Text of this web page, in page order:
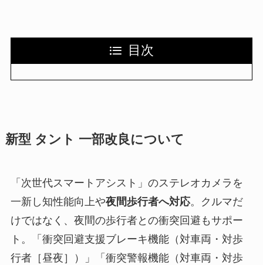
目次
新型 タント 一部改良について
「次世代スマートアシスト」のステレオカメラを
一新し知性能向上や夜間歩行者へ対応。クルマだ
けではなく、夜間の歩行者との衝突回避もサポー
ト。「衝突回避支援ブレーキ機能（対車両・対歩
行者［昼夜］）」「衝突警報機能（対車両・対歩